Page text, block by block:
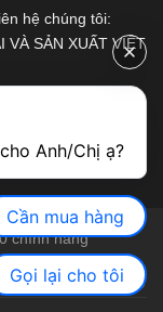
hệ chúng tôi:
VÀ SẢN XUẤT VIỆT
quyền được bảo
chính hãng
TIN GIỚI THIỆU
Cần mua hàng
Gọi lại cho tôi